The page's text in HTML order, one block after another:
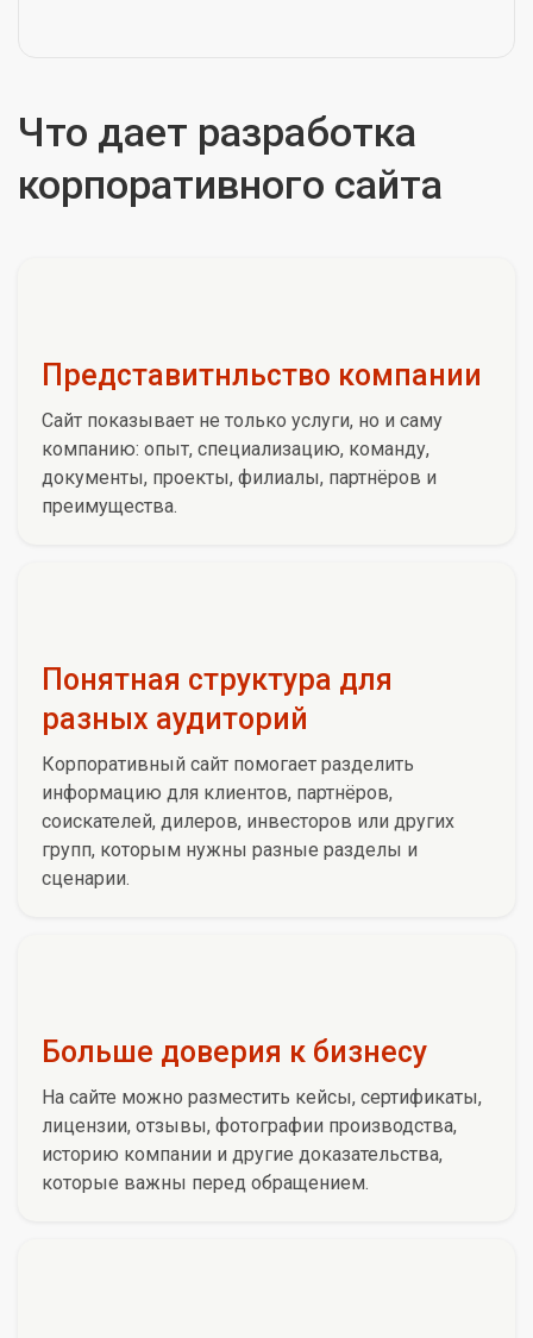
Что дает разработка
корпоративного сайта
Представитнльство компании
Сайт показывает не только услуги, но и саму
компанию: опыт, специализацию, команду,
документы, проекты, филиалы, партнёров и
преимущества.
Понятная структура для
разных аудиторий
Корпоративный сайт помогает разделить
информацию для клиентов, партнёров,
соискателей, дилеров, инвесторов или других
групп, которым нужны разные разделы и
сценарии.
Больше доверия к бизнесу
На сайте можно разместить кейсы, сертификаты,
лицензии, отзывы, фотографии производства,
историю компании и другие доказательства,
которые важны перед обращением.